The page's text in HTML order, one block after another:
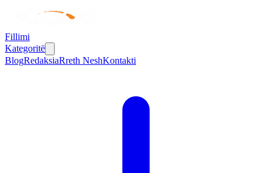
Fillimi
Kategoritë
BlogRedaksiaRreth NeshKontakti